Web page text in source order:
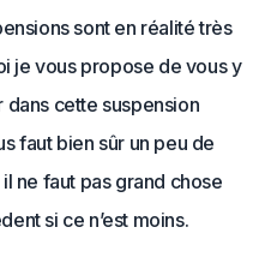
sont en réalité très
je vous propose de vous y
dans cette suspension
faut bien sûr un peu de
ne faut pas grand chose
si ce n’est moins.